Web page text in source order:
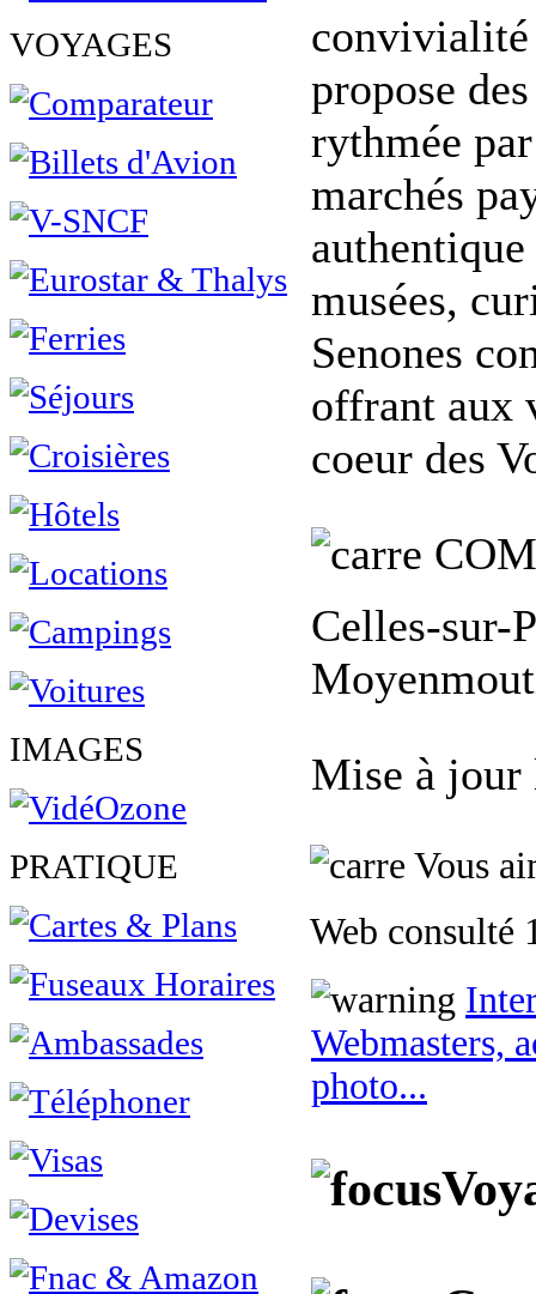
VOYAGES
IMAGES
PRATIQUE
propose
rythmée
marchés
musées,
Senones
offrant aux
coeur des
Celles-sur-
Mise à jour
Vous
Web consulté
Webmasters,
photo...